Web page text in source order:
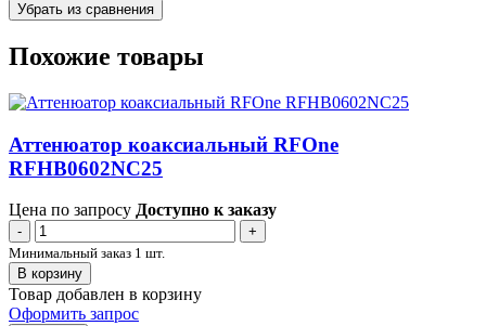
Убрать из сравнения
Похожие товары
Аттенюатор коаксиальный RFOne
RFHB0602NC25
Цена по запросу Доступно к заказу
-
+
Минимальный заказ 1 шт.
В корзину
Товар добавлен в корзину
Оформить запрос